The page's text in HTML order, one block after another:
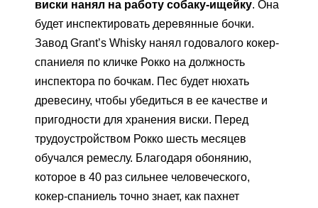
виски нанял на работу собаку-ищейку. Она
будет инспектировать деревянные бочки.
Завод Grant’s Whisky нанял годовалого кокер-
спаниеля по кличке Рокко на должность
инспектора по бочкам. Пес будет нюхать
древесину, чтобы убедиться в ее качестве и
пригодности для хранения виски. Перед
трудоустройством Рокко шесть месяцев
обучался ремеслу. Благодаря обонянию,
которое в 40 раз сильнее человеческого,
кокер-спаниель точно знает, как пахнет